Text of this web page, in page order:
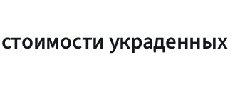
украденных